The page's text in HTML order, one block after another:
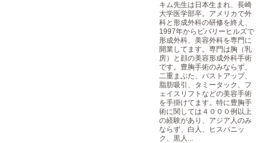
キム先生は日本生まれ、長崎
大学医学部卒。アメリカで外
科と形成外科の研修を終え、
1997年からビバリーヒルズで
形成外科、美容外科を専門に
開業してます。専門は胸（乳
房）と顔の美容形成外科手術
です。豊胸手術のみならず、
二重まぶた、バストアップ、
脂肪吸引、タミータック、フ
ェイスリフトなどの美容手術
を手掛けてます。特に豊胸手
術に関しては４０００例以上
の経験があり、アジア人のみ
ならず、白人、ヒスパニッ
ク、黒人...